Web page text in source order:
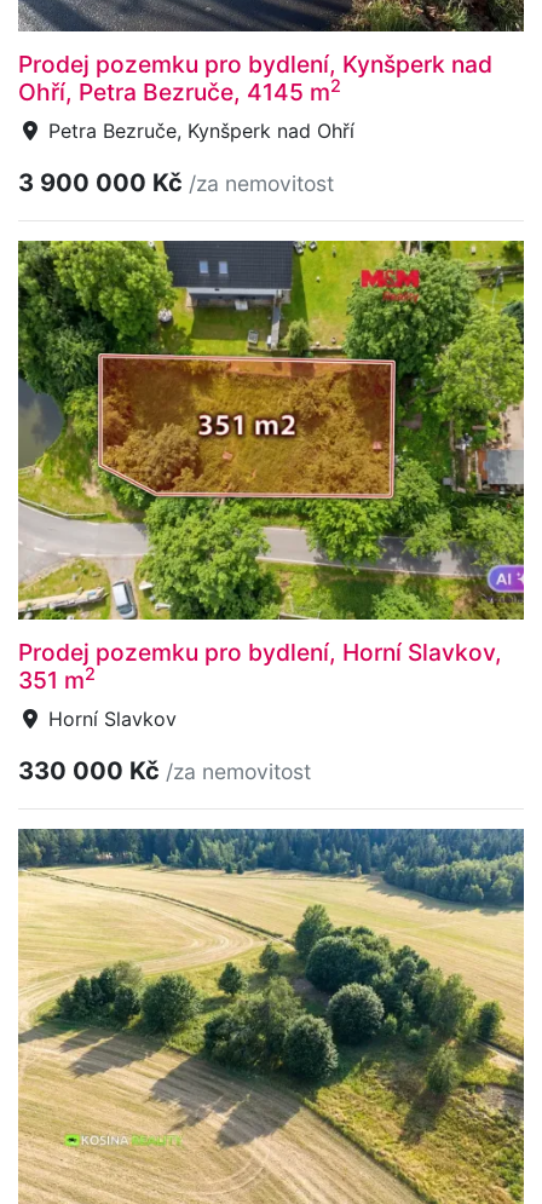
Prodej pozemku pro bydlení, Kynšperk nad
Ohří, Petra Bezruče, 4145 m2
Petra Bezruče, Kynšperk nad Ohří
3 900 000 Kč /za nemovitost
Prodej pozemku pro bydlení, Horní Slavkov,
351 m2
Horní Slavkov
330 000 Kč /za nemovitost